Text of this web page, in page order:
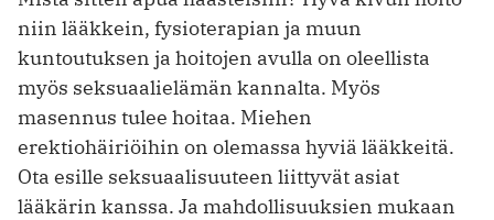
niin lääkkein, fysioterapian ja muun
kuntoutuksen ja hoitojen avulla on oleellista
myös seksuaalielämän kannalta. Myös
masennus tulee hoitaa. Miehen
erektiohäiriöihin on olemassa hyviä lääkkeitä.
Ota esille seksuaalisuuteen liittyvät asiat
lääkärin kanssa. Ja mahdollisuuksien mukaan